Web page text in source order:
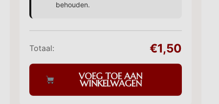
behouden.
Totaal: €1,50
VOEG TOE AAN
WINKELWAGEN